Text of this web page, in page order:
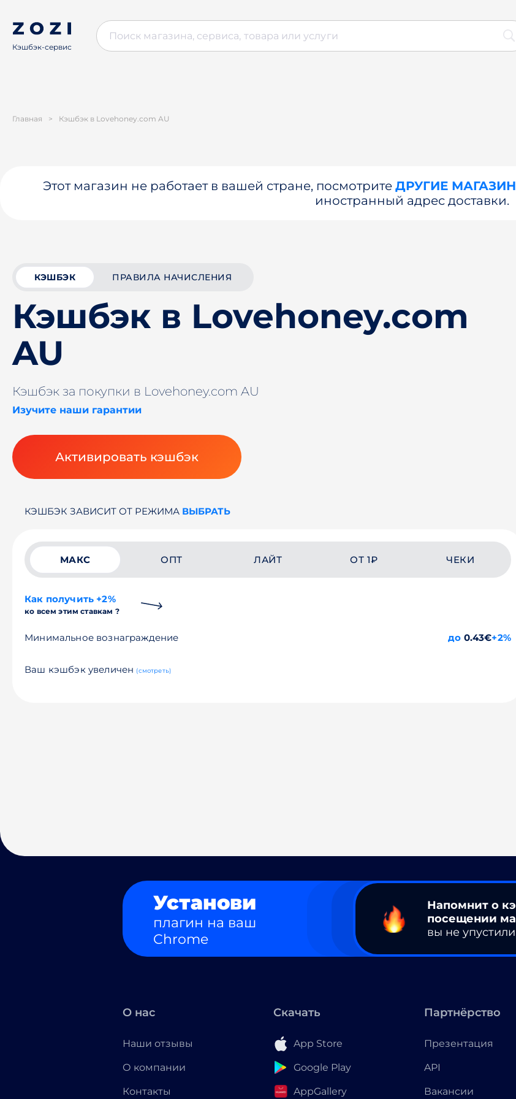
Кэшбэк-сервис
Главная > Кэшбэк в Lovehoney.com AU
Этот магазин не работает в вашей стране, посмотрите ДРУГИЕ
иностранный адрес доставки.
КЭШБЭК ПРАВИЛА НАЧИСЛЕНИЯ
Кэшбэк в Lovehoney.com
AU
Кэшбэк за покупки в Lovehoney.com AU
Изучите наши гарантии
Активировать кэшбэк
КЭШБЭК ЗАВИСИТ ОТ РЕЖИМА ВЫБРАТЬ
МАКС ОПТ ЛАЙТ ОТ 1₽ ЧЕКИ
Как получить +2%
ко всем этим ставкам ?
Минимальное вознаграждение до 0.43€+2%
Ваш кэшбэк увеличен (смотреть)
Установи
плагин на ваш
Chrome
Напомнит о
посещении
вы не
О нас
Наши отзывы
О компании
Контакты
Скачать
App Store
Google Play
AppGallery
Партнёрство
Презентация
API
Вакансии